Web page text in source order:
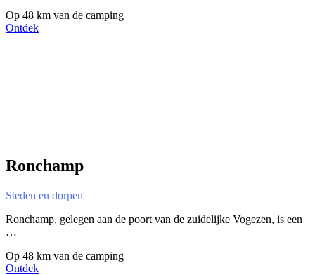
Op 48 km van de camping
Ontdek
Ronchamp
Steden en dorpen
Ronchamp, gelegen aan de poort van de zuidelijke Vogezen, is een
…
Op 48 km van de camping
Ontdek